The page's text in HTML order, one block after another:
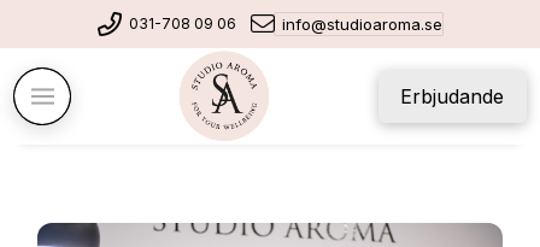
031-708 09 06 info@studioaroma.se
Erbjudande